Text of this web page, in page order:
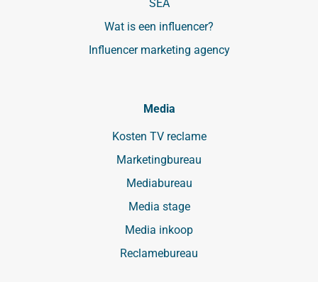
SEA
Wat is een influencer?
Influencer marketing agency
Media
Kosten TV reclame
Marketingbureau
Mediabureau
Media stage
Media inkoop
Reclamebureau